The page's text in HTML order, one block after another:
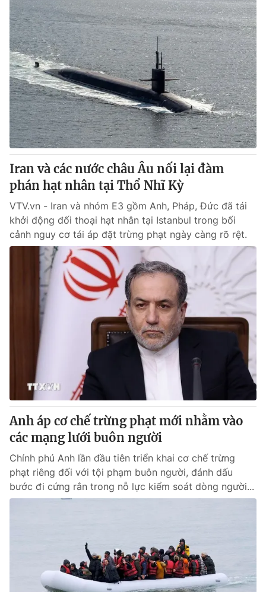
Iran và các nước châu Âu nối lại đàm
phán hạt nhân tại Thổ Nhĩ Kỳ
VTV.vn - Iran và nhóm E3 gồm Anh, Pháp, Đức đã tái
khởi động đối thoại hạt nhân tại Istanbul trong bối
cảnh nguy cơ tái áp đặt trừng phạt ngày càng rõ rệt.
Anh áp cơ chế trừng phạt mới nhằm vào
các mạng lưới buôn người
Chính phủ Anh lần đầu tiên triển khai cơ chế trừng
phạt riêng đối với tội phạm buôn người, đánh dấu
bước đi cứng rắn trong nỗ lực kiểm soát dòng người...